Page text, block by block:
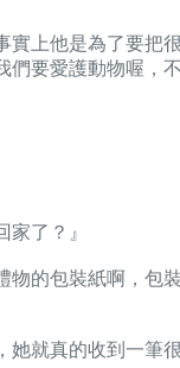
上他是為了要把
要愛護動物喔，不
了？』
的包裝紙啊，包
就真的收到一筆